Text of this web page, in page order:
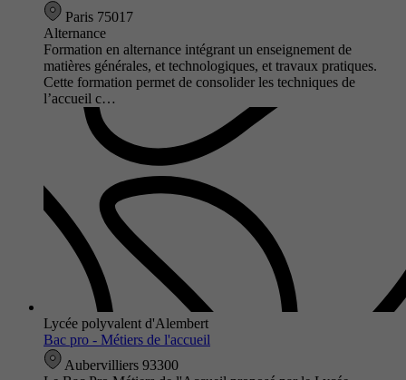
Paris 75017
Alternance
Formation en alternance intégrant un enseignement de
matières générales, et technologiques, et travaux pratiques.
Cette formation permet de consolider les techniques de
l’accueil c…
Lycée polyvalent d'Alembert
Bac pro - Métiers de l'accueil
Aubervilliers 93300